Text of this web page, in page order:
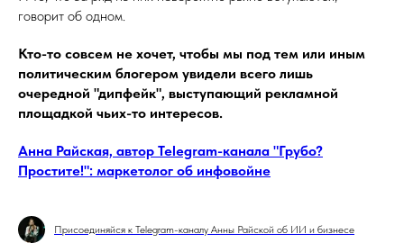
говорит об одном.
Кто-то совсем не хочет, чтобы мы под тем или иным
политическим блогером увидели всего лишь
очередной "дипфейк", выступающий рекламной
площадкой чьих-то интересов.
Анна Райская, автор Telegram-канала "Грубо?
Простите!": маркетолог об инфовойне
Присоединяйся к Telegram-каналу Анны Райской об ИИ и бизнесе